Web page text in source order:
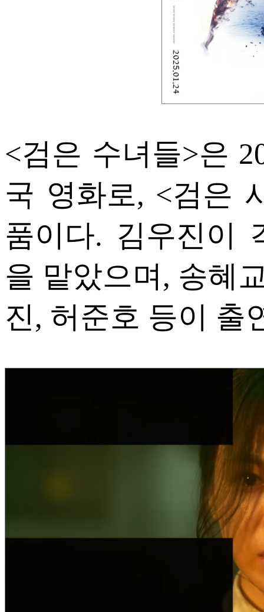
<검은 수녀들>은
국 영화로, <검은
품이다. 김우진이
을 맡았으며, 송혜
진, 허준호 등이 출